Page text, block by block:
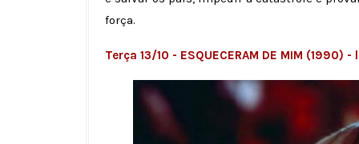
força.
Terça 13/10 - ESQUECERAM DE MIM (1990) -